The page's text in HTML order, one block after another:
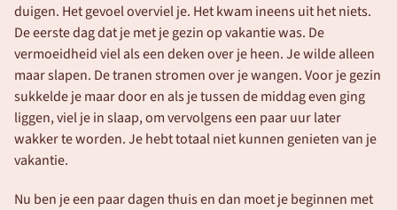
duigen. Het gevoel overviel je. Het kwam ineens uit het niets.
De eerste dag dat je met je gezin op vakantie was. De
vermoeidheid viel als een deken over je heen. Je wilde alleen
maar slapen. De tranen stromen over je wangen. Voor je gezin
sukkelde je maar door en als je tussen de middag even ging
liggen, viel je in slaap, om vervolgens een paar uur later
wakker te worden. Je hebt totaal niet kunnen genieten van je
vakantie.
Nu ben je een paar dagen thuis en dan moet je beginnen met